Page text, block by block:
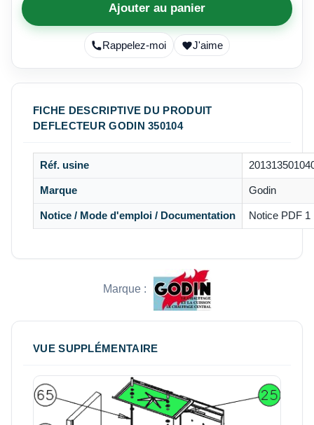
Ajouter au panier
Rappelez-moi J'aime
FICHE DESCRIPTIVE DU PRODUIT
DEFLECTEUR GODIN 350104
Réf. usine
Marque Godin
Notice / Mode d'emploi / Documentation Notice PDF 1
Marque :
VUE SUPPLÉMENTAIRE